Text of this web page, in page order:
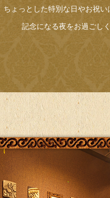
ちょっとした特別な日やお祝
記念になる夜をお過ごし